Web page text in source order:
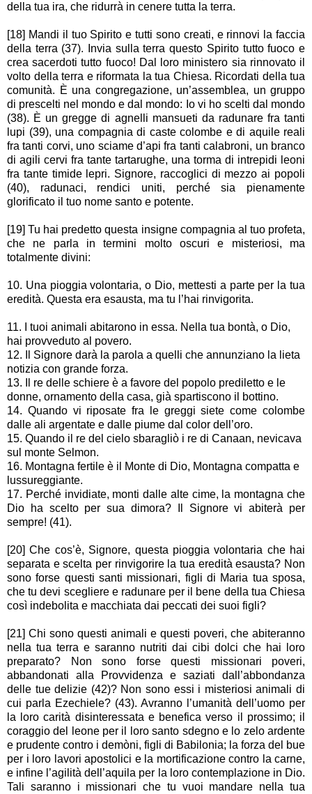
della tua ira, che ridurrà in cenere tutta la terra.
[18] Mandi il tuo Spirito e tutti sono creati, e rinnovi la faccia
della terra (37). Invia sulla terra questo Spirito tutto fuoco e
crea sacerdoti tutto fuoco! Dal loro ministero sia rinnovato il
volto della terra e riformata la tua Chiesa. Ricordati della tua
comunità. È una congregazione, un’assemblea, un gruppo
di prescelti nel mondo e dal mondo: Io vi ho scelti dal mondo
(38). È un gregge di agnelli mansueti da radunare fra tanti
lupi (39), una compagnia di caste colombe e di aquile reali
fra tanti corvi, uno sciame d’api fra tanti calabroni, un branco
di agili cervi fra tante tartarughe, una torma di intrepidi leoni
fra tante timide lepri. Signore, raccoglici di mezzo ai popoli
(40), radunaci, rendici uniti, perché sia pienamente
glorificato il tuo nome santo e potente.
[19] Tu hai predetto questa insigne compagnia al tuo profeta,
che ne parla in termini molto oscuri e misteriosi, ma
totalmente divini:
10. Una pioggia volontaria, o Dio, mettesti a parte per la tua
eredità. Questa era esausta, ma tu l’hai rinvigorita.
11. I tuoi animali abitarono in essa. Nella tua bontà, o Dio,
hai provveduto al povero.
12. Il Signore darà la parola a quelli che annunziano la lieta
notizia con grande forza.
13. Il re delle schiere è a favore del popolo prediletto e le
donne, ornamento della casa, già spartiscono il bottino.
14. Quando vi riposate fra le greggi siete come colombe
dalle ali argentate e dalle piume dal color dell’oro.
15. Quando il re del cielo sbaragliò i re di Canaan, nevicava
sul monte Selmon.
16. Montagna fertile è il Monte di Dio, Montagna compatta e
lussureggiante.
17. Perché invidiate, monti dalle alte cime, la montagna che
Dio ha scelto per sua dimora? Il Signore vi abiterà per
sempre! (41).
[20] Che cos’è, Signore, questa pioggia volontaria che hai
separata e scelta per rinvigorire la tua eredità esausta? Non
sono forse questi santi missionari, figli di Maria tua sposa,
che tu devi scegliere e radunare per il bene della tua Chiesa
così indebolita e macchiata dai peccati dei suoi figli?
[21] Chi sono questi animali e questi poveri, che abiteranno
nella tua terra e saranno nutriti dai cibi dolci che hai loro
preparato? Non sono forse questi missionari poveri,
abbandonati alla Provvidenza e saziati dall’abbondanza
delle tue delizie (42)? Non sono essi i misteriosi animali di
cui parla Ezechiele? (43). Avranno l’umanità dell’uomo per
la loro carità disinteressata e benefica verso il prossimo; il
coraggio del leone per il loro santo sdegno e lo zelo ardente
e prudente contro i demòni, figli di Babilonia; la forza del bue
per i loro lavori apostolici e la mortificazione contro la carne,
e infine l’agilità dell’aquila per la loro contemplazione in Dio.
Tali saranno i missionari che tu vuoi mandare nella tua